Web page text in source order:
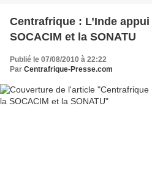
Centrafrique : L’Inde
SOCACIM et la SONATU
Publié le 07/08/2010 à 22:22
Par Centrafrique-Presse.com